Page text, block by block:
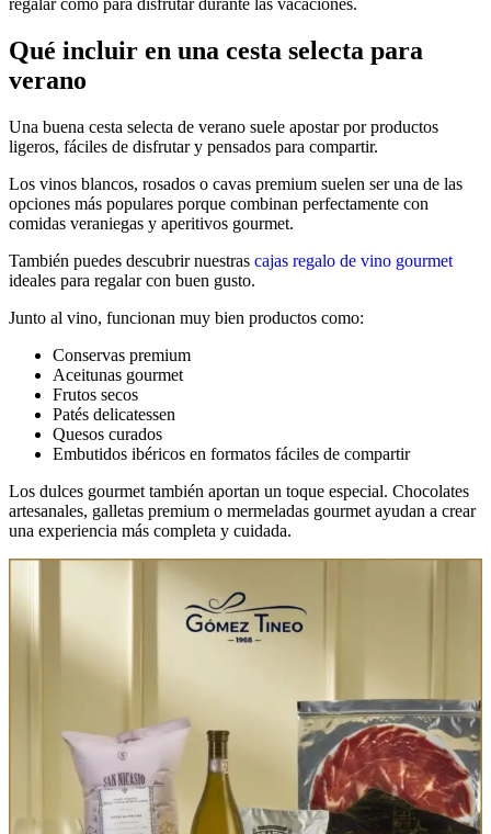
regalar como para disfrutar durante las vacaciones.
Qué incluir en una cesta selecta para
verano
Una buena cesta selecta de verano suele apostar por productos
ligeros, fáciles de disfrutar y pensados para compartir.
Los vinos blancos, rosados o cavas premium suelen ser una de las
opciones más populares porque combinan perfectamente con
comidas veraniegas y aperitivos gourmet.
También puedes descubrir nuestras cajas regalo de vino gourmet
ideales para regalar con buen gusto.
Junto al vino, funcionan muy bien productos como:
Conservas premium
Aceitunas gourmet
Frutos secos
Patés delicatessen
Quesos curados
Embutidos ibéricos en formatos fáciles de compartir
Los dulces gourmet también aportan un toque especial. Chocolates
artesanales, galletas premium o mermeladas gourmet ayudan a crear
una experiencia más completa y cuidada.